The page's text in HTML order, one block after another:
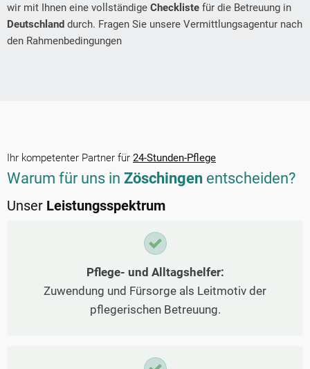
wir mit Ihnen eine vollständige Checkliste für die Betreuung in
Deutschland durch. Fragen Sie unsere Vermittlungsagentur nach
den Rahmenbedingungen
Ihr kompetenter Partner für 24-Stunden-Pflege
Warum für uns in Zöschingen entscheiden?
Unser Leistungsspektrum
Pflege- und Alltagshelfer:
Zuwendung und Fürsorge als Leitmotiv der
pflegerischen Betreuung.